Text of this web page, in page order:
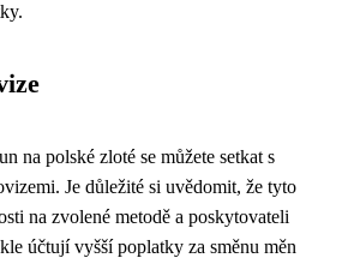
na polské zloté se můžete setkat s
Je důležité si uvědomit, že tyto
na zvolené metodě a poskytovateli
účtují vyšší poplatky za směnu měn